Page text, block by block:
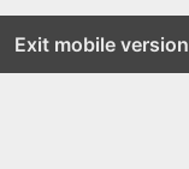
Exit mobile version